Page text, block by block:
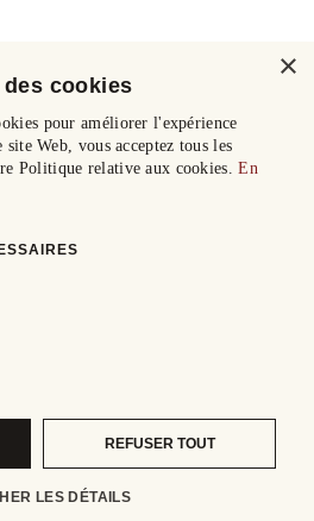
×
cookies
pour améliorer l'expérience
Web, vous acceptez tous les
Politique relative aux cookies.En
REFUSER TOUT
LES DÉTAILS